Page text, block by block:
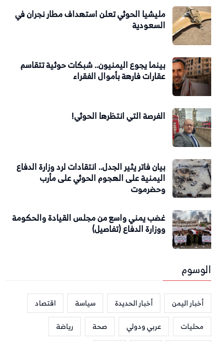
مليشيا الحوثي تعلن استهداف مطار نجران في
السعودية
بينما يجوع اليمنيون.. شبكات حوثية تتقاسم
عقارات فارهة بأموال الفقراء
الفرصة التي انتظرها الحوثي!
بيان فاتر يثير الجدل.. انتقادات لرد وزارة الدفاع
اليمنية على الهجوم الحوثي على مأرب
وحضرموت
غضب يمني واسع من مجلس القيادة والحكومة
ووزارة الدفاع (تفاصيل)
الوسوم
أخبار اليمن أخبار الحديدة سياسة
اقتصاد
محليات
عربي ودولي صحة
رياضة